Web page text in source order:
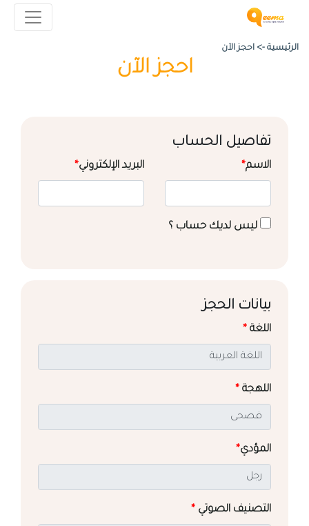
الرئيسية -> احجز الآن
احجز الآن
تفاصيل الحساب
الاسم* البريد الإلكتروني*
ليس لديك حساب ؟
بيانات الحجز
اللغة *
اللهجة *
المؤدي*
التصنيف الصوتي *